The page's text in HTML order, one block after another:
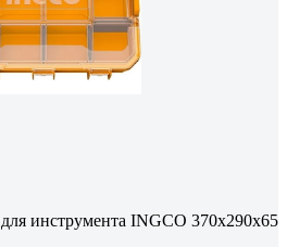
инструмента INGCO 370x290x65